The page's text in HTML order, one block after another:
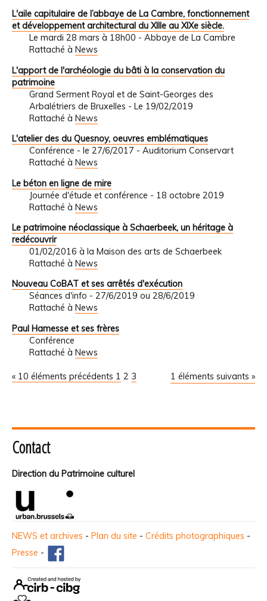
L'aile capitulaire de l’abbaye de La Cambre, fonctionnement
et développement architectural du XIIIe au XIXe siècle.
Le mardi 28 mars à 18h00 - Abbaye de La Cambre
Rattaché à News
L'apport de l'archéologie du bâti à la conservation du
patrimoine
Grand Serment Royal et de Saint-Georges des
Arbalétriers de Bruxelles - Le 19/02/2019
Rattaché à News
L'atelier des du Quesnoy, oeuvres emblématiques
Conférence - le 27/6/2017 - Auditorium Conservart
Rattaché à News
Le béton en ligne de mire
Journée d'étude et conférence - 18 octobre 2019
Rattaché à News
Le patrimoine néoclassique à Schaerbeek, un héritage à
redécouvrir
01/02/2016 à la Maison des arts de Schaerbeek
Rattaché à News
Nouveau CoBAT et ses arrêtés d'exécution
Séances d'info - 27/6/2019 ou 28/6/2019
Rattaché à News
Paul Hamesse et ses frères
Conférence
Rattaché à News
« 10 éléments précédents 1 éléments suivants »
1 2 3
Contact
Direction du Patrimoine culturel
NEWS et archives - Plan du site - Crédits photographiques -
Presse -